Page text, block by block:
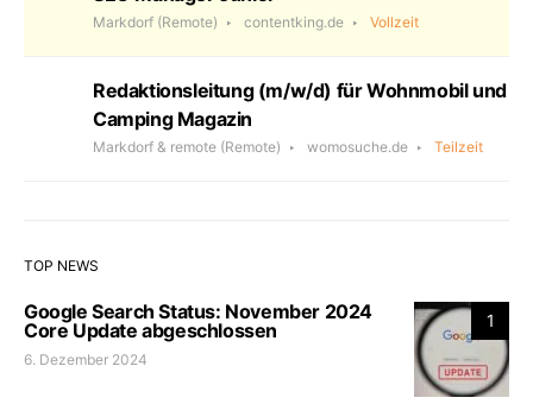
Markdorf (Remote) contentking.de Vollzeit
Redaktionsleitung (m/w/d) für Wohnmobil und
Camping Magazin
Markdorf & remote (Remote) womosuche.de Teilzeit
TOP NEWS
1
Google Search Status: November 2024
Core Update abgeschlossen
6. Dezember 2024